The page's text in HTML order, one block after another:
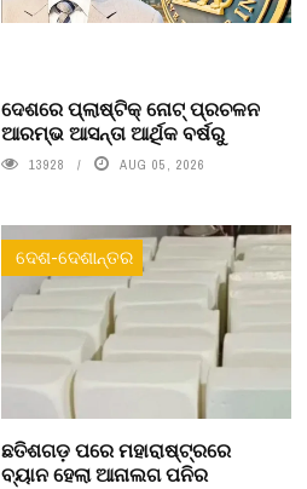
ଦେଶରେ ପ୍ଲାଷ୍ଟିକ୍ ନୋଟ୍‌ ପ୍ରଚଳନ
ଆରମ୍ଭ ଆସନ୍ତା ଆର୍ଥିକ ବର୍ଷରୁ
13928 AUG 05, 2026
ଦେଶ-ଦେଶାନ୍ତର
ଛତିଶଗଡ଼ ପରେ ମହାରାଷ୍ଟ୍ରରେ
ବ୍ୟାନ ହେଲା ଆନାଲଗ ପନିର